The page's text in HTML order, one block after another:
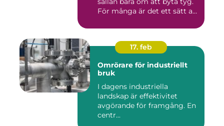
För många är det ett sätt att
17. feb
Omrörare för industriellt
bruk
I dagens industriella
landskap är effektivitet
avgörande för framgång. En
centr...